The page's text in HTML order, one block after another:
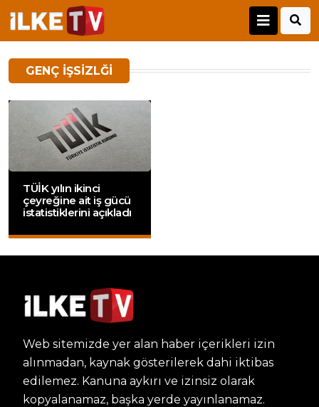
GENÇ IŞSIZLĞI
TÜİK yılın ikinci
çeyreğine ait iş gücü
istatistiklerini açıkladı
Web sitemizde yer alan haber içerikleri izin
alınmadan, kaynak gösterilerek dahi iktibas
edilemez. Kanuna aykırı ve izinsiz olarak
kopyalanamaz, başka yerde yayınlanamaz.